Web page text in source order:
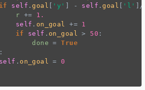
if self .goal 'y' - self .goal 'l' /
r +=
1.
self . on_goal +=
1
if self . on_goal > 50 :
done =
True
:
self . on_goal =
0